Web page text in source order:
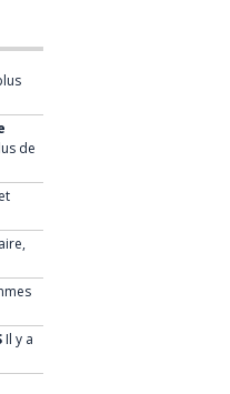
de
Il y a